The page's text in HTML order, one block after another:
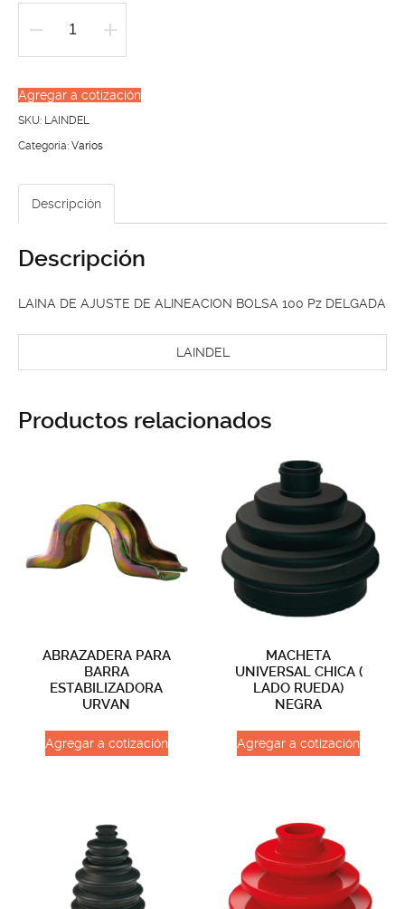
AJUSTE
DE
ALINEACION
cantidad
Agregar a cotización
SKU: LAINDEL
Categoría: Varios
Descripción
Descripción
LAINA DE AJUSTE DE ALINEACION BOLSA 100 Pz DELGADA
LAINDEL
Productos relacionados
ABRAZADERA PARA
BARRA
ESTABILIZADORA
URVAN
Agregar a cotización
MACHETA
UNIVERSAL CHICA (
LADO RUEDA)
NEGRA
Agregar a cotización